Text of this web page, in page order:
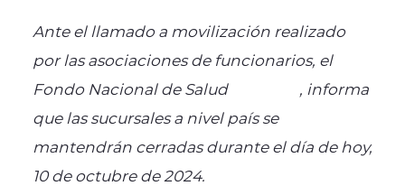
Ante el llamado a movilización realizado
por las asociaciones de funcionarios, el
Fondo Nacional de Salud
, informa
que las sucursales a nivel país se
mantendrán cerradas durante el día de hoy,
10 de octubre de 2024.